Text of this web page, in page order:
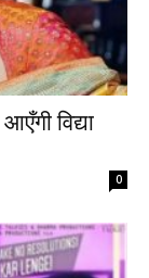
विद्या
0